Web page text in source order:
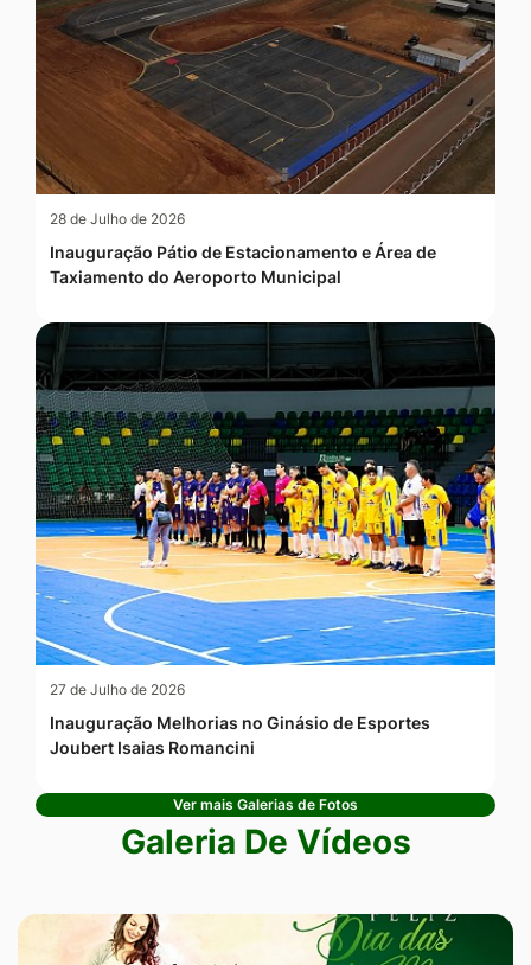
28 de Julho de 2026
Inauguração Pátio de Estacionamento e Área de
Taxiamento do Aeroporto Municipal
27 de Julho de 2026
Inauguração Melhorias no Ginásio de Esportes
Joubert Isaias Romancini
Ver mais Galerias de Fotos
Galeria De Vídeos